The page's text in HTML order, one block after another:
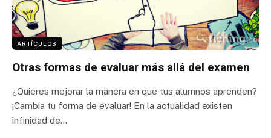
ARTÍCULOS
Otras formas de evaluar más allá del examen
¿Quieres mejorar la manera en que tus alumnos aprenden?
¡Cambia tu forma de evaluar! En la actualidad existen
infinidad de…